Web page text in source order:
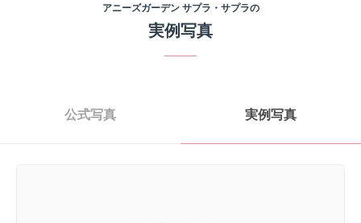
アニーズガーデン サプラ・サプラの
実例写真
公式写真 実例写真